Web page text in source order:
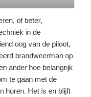
of beter,
in de
oog van de piloot,
brandweerman op
ander hoe belangrijk
te gaan met de
horen. Het is en blijft